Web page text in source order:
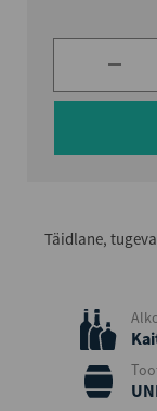
Täidlane,